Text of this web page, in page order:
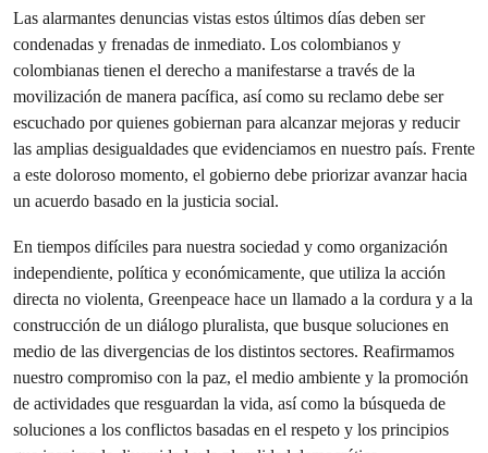
Las alarmantes denuncias vistas estos últimos días deben ser
condenadas y frenadas de inmediato. Los colombianos y
colombianas tienen el derecho a manifestarse a través de la
movilización de manera pacífica, así como su reclamo debe ser
escuchado por quienes gobiernan para alcanzar mejoras y reducir
las amplias desigualdades que evidenciamos en nuestro país. Frente
a este doloroso momento, el gobierno debe priorizar avanzar hacia
un acuerdo basado en la justicia social.
En tiempos difíciles para nuestra sociedad y como organización
independiente, política y económicamente, que utiliza la acción
directa no violenta, Greenpeace hace un llamado a la cordura y a la
construcción de un diálogo pluralista, que busque soluciones en
medio de las divergencias de los distintos sectores. Reafirmamos
nuestro compromiso con la paz, el medio ambiente y la promoción
de actividades que resguardan la vida, así como la búsqueda de
soluciones a los conflictos basadas en el respeto y los principios